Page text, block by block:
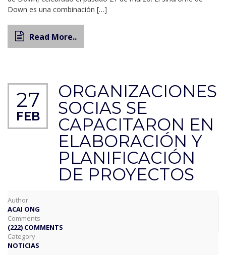
Down es una combinación […]
Read More..
27
FEB
ORGANIZACIONES
SOCIAS SE
CAPACITARON EN
ELABORACIÓN Y
PLANIFICACIÓN
DE PROYECTOS
Author
ACAI ONG
Comments
(222) COMMENTS
Category
NOTICIAS